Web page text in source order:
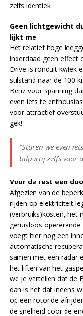
zelfs identiek.
Geen lichtgewicht
lijkt me
Het relatief hoge
inderdaad geen effect
Drive is ronduit kwiek
stilstand naar de 100
Benz voor spanning
even iets te
voor attractief
gek!
“Sturen we even
bilpartij zelfs voor
Voor de rest een
Afgezien van de
rijden op elektriciteit
(verbruiks)kosten, het
geruisloos
voegt hier nog een
automatische
samen met een radar
het liften van het
we je vertellen dat de
dan is het dat ineens
op een rotonde
de snelheid door de